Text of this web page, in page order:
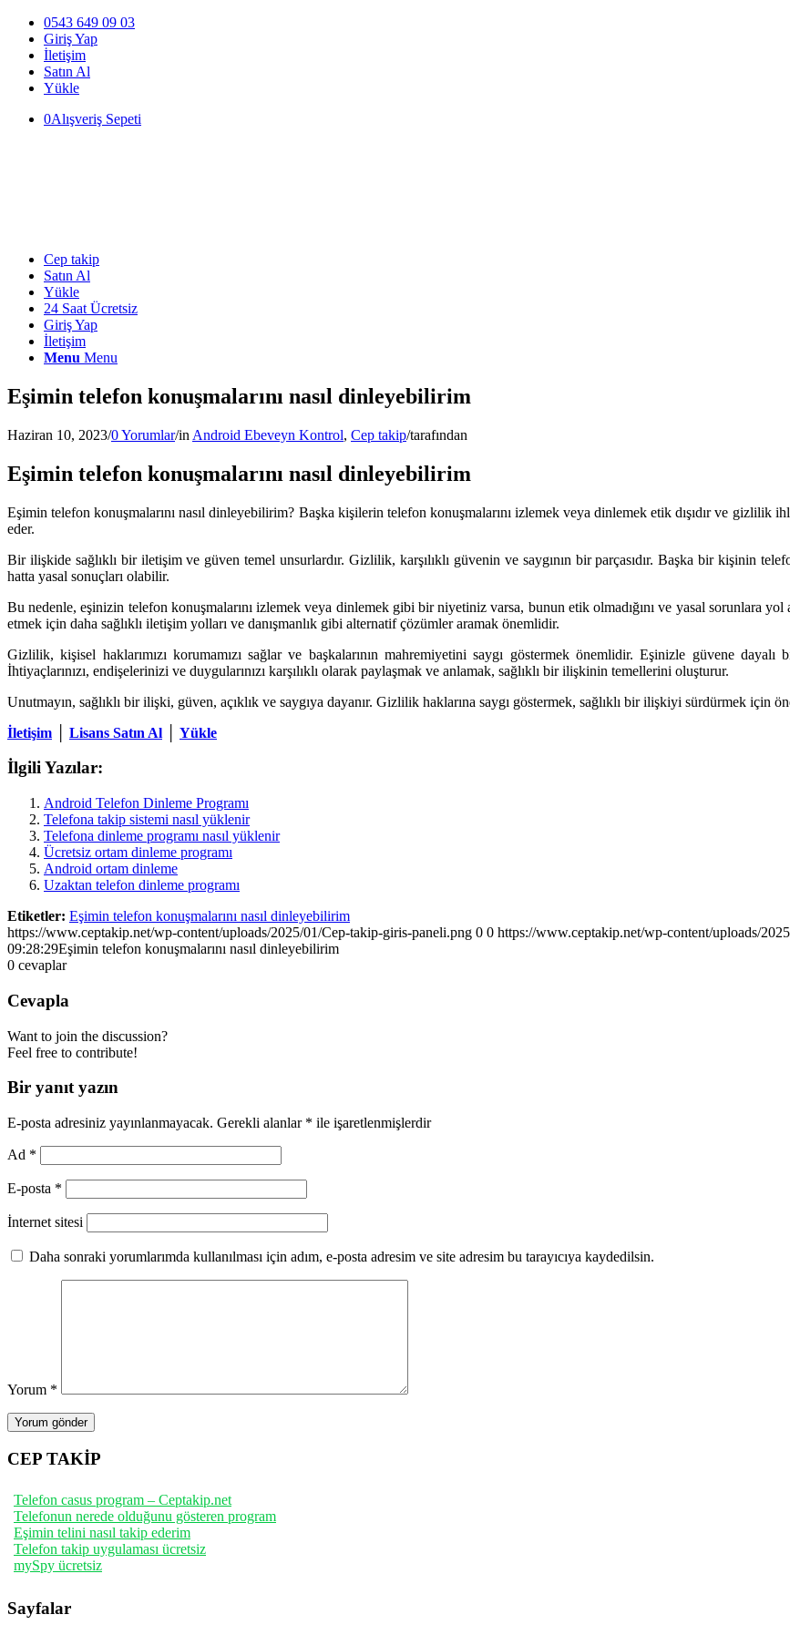
0543 649 09 03
Giriş Yap
İletişim
Satın Al
Yükle
0Alışveriş Sepeti
Cep takip
Satın Al
Yükle
24 Saat Ücretsiz
Giriş Yap
İletişim
Menu Menu
Eşimin telefon konuşmalarını nasıl dinleyebilirim
Haziran 10, 2023/0 Yorumlar/in Android Ebeveyn Kontrol, Cep takip/tarafından
Eşimin telefon konuşmalarını nasıl dinleyebilirim
Eşimin telefon konuşmalarını nasıl dinleyebilirim? Başka kişilerin telefon konuşmalarını izlemek veya dinlemek etik dışıdır ve gizlilik
eder.
Bir ilişkide sağlıklı bir iletişim ve güven temel unsurlardır. Gizlilik, karşılıklı güvenin ve saygının bir parçasıdır. Başka bir kişinin
hatta yasal sonuçları olabilir.
Bu nedenle, eşinizin telefon konuşmalarını izlemek veya dinlemek gibi bir niyetiniz varsa, bunun etik olmadığını ve yasal sorunlara
etmek için daha sağlıklı iletişim yolları ve danışmanlık gibi alternatif çözümler aramak önemlidir.
Gizlilik, kişisel haklarımızı korumamızı sağlar ve başkalarının mahremiyetini saygı göstermek önemlidir. Eşinizle güvene
İhtiyaçlarınızı, endişelerinizi ve duygularınızı karşılıklı olarak paylaşmak ve anlamak, sağlıklı bir ilişkinin temellerini oluşturur.
Unutmayın, sağlıklı bir ilişki, güven, açıklık ve saygıya dayanır. Gizlilik haklarına saygı göstermek, sağlıklı bir ilişkiyi sürdürmek için
İletişim
Lisans Satın Al Yükle
İlgili Yazılar:
Android Telefon Dinleme Programı
Telefona takip sistemi nasıl yüklenir
Telefona dinleme programı nasıl yüklenir
Ücretsiz ortam dinleme programı
Android ortam dinleme
Uzaktan telefon dinleme programı
Etiketler: Eşimin telefon konuşmalarını nasıl dinleyebilirim
https://www.ceptakip.net/wp-content/uploads/2025/01/Cep-takip-giris-paneli.png 0 0 https://www.ceptakip.net/wp-content/uploads/
09:28:29Eşimin telefon konuşmalarını nasıl dinleyebilirim
0 cevaplar
Cevapla
Want to join the discussion?
Feel free to contribute!
Bir yanıt yazın
E-posta adresiniz yayınlanmayacak. Gerekli alanlar * ile işaretlenmişlerdir
Ad *
E-posta *
İnternet sitesi
Daha sonraki yorumlarımda kullanılması için adım, e-posta adresim ve site adresim bu tarayıcıya kaydedilsin.
Yorum *
CEP TAKİP
Telefon casus program – Ceptakip.net
Telefonun nerede olduğunu gösteren program
Eşimin telini nasıl takip ederim
Telefon takip uygulaması ücretsiz
mySpy ücretsiz
Sayfalar